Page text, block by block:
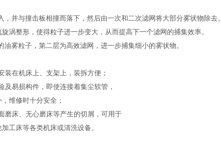
并与撞击板相撞而落下，然后由一次和二次滤网将大部分雾状物除去。
涡整形，使得粒子进一步变大，从而提高下一个滤网的捕集效率。
雾粒子，第二层为高效滤网，进一步捕集细小的雾状物。
在机床上、支架上，装拆方便；
易损构件，即使连接着集尘软管，
维修时十分安全；
床、无心磨床等产生的切屑，可用于
工床等各类机床或清洗设备。